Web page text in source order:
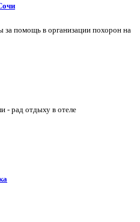
помощь в организации похорон на
- рад отдыху в отеле